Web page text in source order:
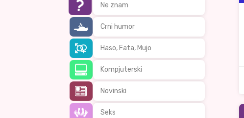
Ne znam
Crni humor
Haso, Fata, Mujo
Kompjuterski
Novinski
Seks